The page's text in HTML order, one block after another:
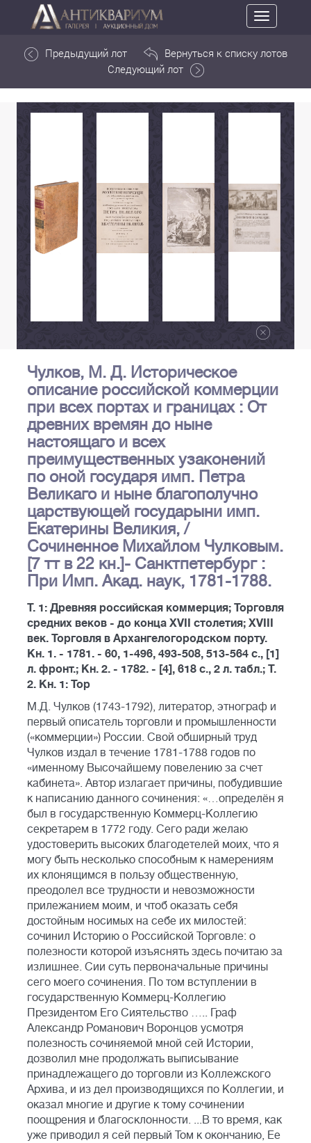
Toggle
navigation
Предыдущий лот
Вернуться к списку лотов
Следующий лот
Чулков, М. Д. Историческое
описание российской коммерции
при всех портах и границах : От
древних времян до ныне
настоящаго и всех
преимущественных узаконений
по оной государя имп. Петра
Великаго и ныне благополучно
царствующей государыни имп.
Екатерины Великия, /
Сочиненное Михайлом Чулковым.
[7 тт в 22 кн.]- Санктпетербург :
При Имп. Акад. наук, 1781-1788.
Т. 1: Древняя российская коммерция; Торговля
средних веков - до конца XVII столетия; XVIII
век. Торговля в Архангелогородском порту.
Кн. 1. - 1781. - 60, 1-496, 493-508, 513-564 с., [1]
л. фронт.; Кн. 2. - 1782. - [4], 618 с., 2 л. табл.; Т.
2. Кн. 1: Тор
М.Д. Чулков (1743-1792), литератор, этнограф и
первый описатель торговли и промышленности
(«коммерции») России. Свой обширный труд
Чулков издал в течение 1781-1788 годов по
«именному Высочайшему повелению за счет
кабинета». Автор излагает причины, побудившие
к написанию данного сочинения: «…определён я
был в государственную Коммерц-Коллегию
секретарем в 1772 году. Сего ради желаю
удостоверить высоких благодетелей моих, что я
могу быть несколько способным к намерениям
их клонящимся в пользу общественную,
преодолел все трудности и невозможности
прилежанием моим, и чтоб оказать себя
достойным носимых на себе их милостей:
сочинил Историю о Российской Торговле: о
полезности которой изъяснять здесь почитаю за
излишнее. Сии суть первоначальные причины
сего моего сочинения. По том вступлении в
государственную Коммерц-Коллегию
Президентом Его Сиятельство ….. Граф
Александр Романович Воронцов усмотря
полезность сочиняемой мной сей Истории,
дозволил мне продолжать выписывание
принадлежащего до торговли из Коллежского
Архива, и из дел производящихся по Коллегии, и
оказал многие и другие к тому сочинении
поощрения и благосклонности. ...В то время, как
уже приводил я сей первый Том к окончанию, Ее